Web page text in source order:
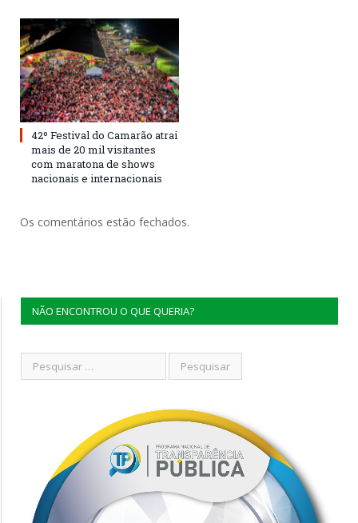
42º Festival do Camarão atrai
mais de 20 mil visitantes
com maratona de shows
nacionais e internacionais
Os comentários estão fechados.
NÃO ENCONTROU O QUE QUERIA?